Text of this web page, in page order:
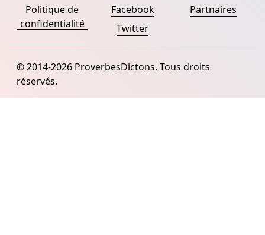
Politique de
confidentialité
Facebook
Twitter
Partnaires
© 2014-2026 ProverbesDictons. Tous droits
réservés.